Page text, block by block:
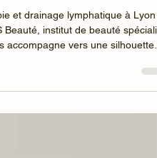
| Maison LS
institut de beauté
accompagne vers une silhouette